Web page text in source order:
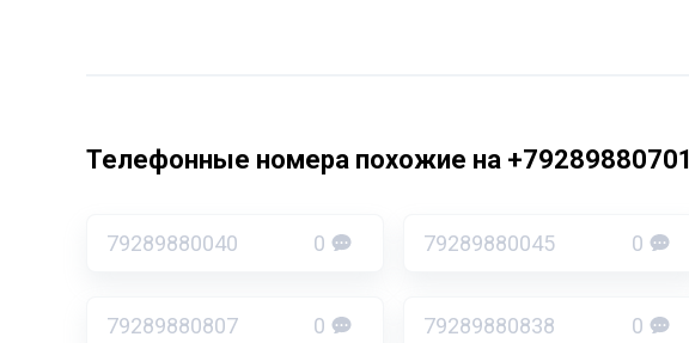
Телефонные номера похожие на +79289880701
79289880040 0 79289880045 0
79289880807 0 79289880838 0